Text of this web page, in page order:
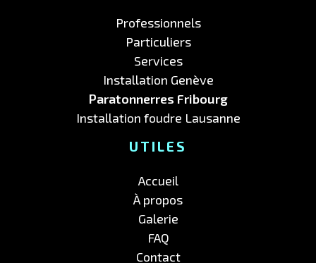
Professionnels
Particuliers
Services
Installation Genève
Paratonnerres Fribourg
Installation foudre Lausanne
UTILES
Accueil
À propos
Galerie
FAQ
Contact